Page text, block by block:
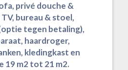
privé douche &
bureau & stoel,
tegen betaling),
haardroger,
kledingkast en
19 m2 tot 21 m2.